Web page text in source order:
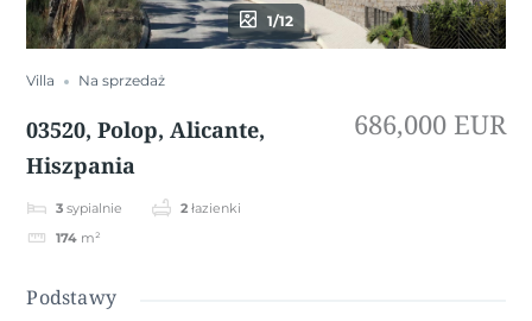
1/12
Villa Na sprzedaż
03520, Polop, Alicante,
Hiszpania
3 sypialnie 2 łazienki
174 m²
686,000 EUR
Podstawy